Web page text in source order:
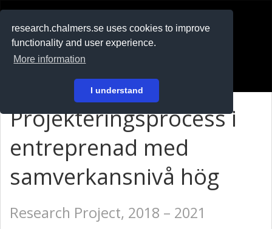
research.chalmers.se uses cookies to improve
functionality and user experience.
More information
I understand
På svenska
Projekteringsprocess i
entreprenad med
samverkansnivå hög
Research Project, 2018 – 2021